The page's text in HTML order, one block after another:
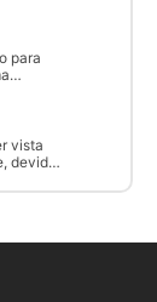
subir
para
vista
devido
todos
fácil,